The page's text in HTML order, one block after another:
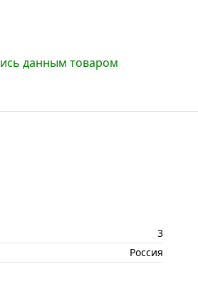
данным товаром
3
Россия